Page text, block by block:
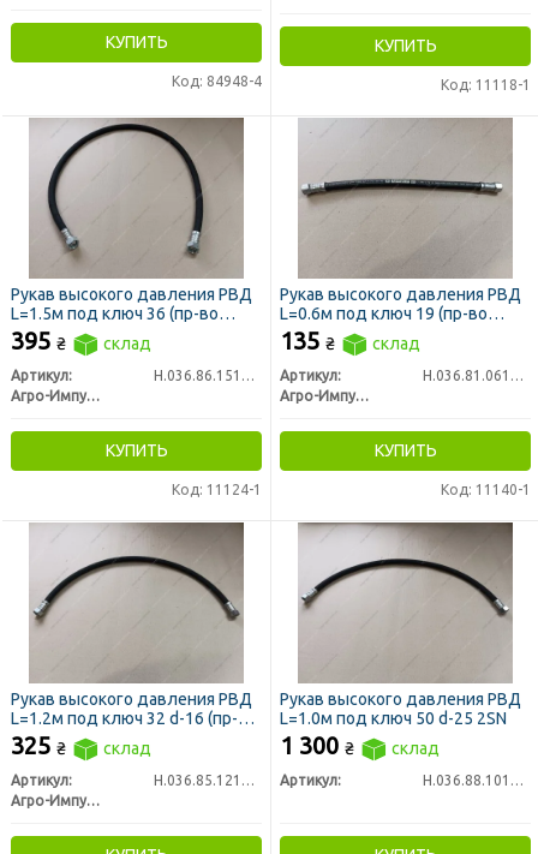
КУПИТЬ
Код: 84948-4
КУПИТЬ
Код: 11118-1
Рукав высокого давления РВД
L=1.5м под ключ 36 (пр-во
Агро-Импульс)
395 ₴ склад
Артикул:
Н.036.86.1510 1SN
Агро-Импульс
КУПИТЬ
Код: 11124-1
Рукав высокого давления РВД
L=0.6м под ключ 19 (пр-во
Агро-Импульс)
135 ₴ склад
Артикул:
Н.036.81.0610 1SN
Агро-Импульс
КУПИТЬ
Код: 11140-1
Рукав высокого давления РВД
L=1.2м под ключ 32 d-16 (пр-во
Агро-Импульс)
325 ₴ склад
Артикул:
Н.036.85.1210 1SN
Агро-Импульс
Рукав высокого давления РВД
L=1.0м под ключ 50 d-25 2SN
1 300 ₴ склад
Артикул: Н.036.88.1010 2SN